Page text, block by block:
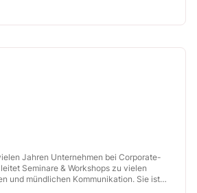
Jahren Unternehmen bei Corporate-
Seminare & Workshops zu vielen
und mündlichen Kommunikation. Sie ist